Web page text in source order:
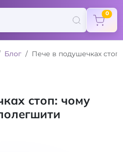
0
Блог Пече в подушечках
стоп: чому